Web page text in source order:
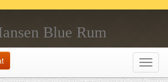
Blue Rum